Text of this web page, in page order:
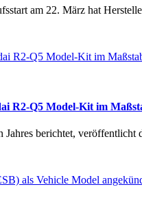
am 22. März hat
R2-Q5 Model-Kit im
Jahres berichtet,